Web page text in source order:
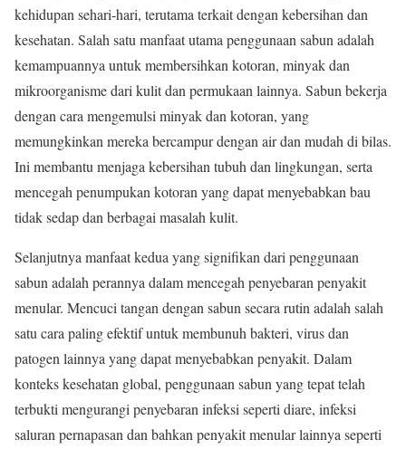
kehidupan sehari-hari, terutama terkait dengan kebersihan dan
kesehatan. Salah satu manfaat utama penggunaan sabun adalah
kemampuannya untuk membersihkan kotoran, minyak dan
mikroorganisme dari kulit dan permukaan lainnya. Sabun bekerja
dengan cara mengemulsi minyak dan kotoran, yang
memungkinkan mereka bercampur dengan air dan mudah di bilas.
Ini membantu menjaga kebersihan tubuh dan lingkungan, serta
mencegah penumpukan kotoran yang dapat menyebabkan bau
tidak sedap dan berbagai masalah kulit.
Selanjutnya manfaat kedua yang signifikan dari penggunaan
sabun adalah perannya dalam mencegah penyebaran penyakit
menular. Mencuci tangan dengan sabun secara rutin adalah salah
satu cara paling efektif untuk membunuh bakteri, virus dan
patogen lainnya yang dapat menyebabkan penyakit. Dalam
konteks kesehatan global, penggunaan sabun yang tepat telah
terbukti mengurangi penyebaran infeksi seperti diare, infeksi
saluran pernapasan dan bahkan penyakit menular lainnya seperti